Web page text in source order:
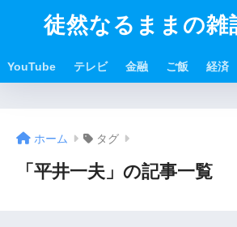
徒然なるままの雑
YouTube テレビ 金融 ご飯 経済
ホーム タグ
「平井一夫」の記事一覧